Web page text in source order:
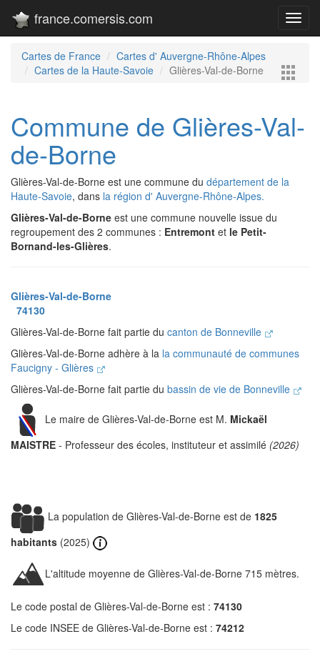
france.comersis.com
Cartes de France
Cartes d' Auvergne-Rhône-Alpes
Cartes de la Haute-Savoie
Glières-Val-de-Borne
Commune de Glières-Val-
de-Borne
Glières-Val-de-Borne est une commune du département de la
Haute-Savoie, dans la région d' Auvergne-Rhône-Alpes.
Glières-Val-de-Borne est une commune nouvelle issue du
regroupement des 2 communes : Entremont et le Petit-
Bornand-les-Glières.
Glières-Val-de-Borne
74130
Glières-Val-de-Borne fait partie du canton de Bonneville
Glières-Val-de-Borne adhère à la la communauté de communes
Faucigny - Glières
Glières-Val-de-Borne fait partie du bassin de vie de Bonneville
Le maire de Glières-Val-de-Borne est M. Mickaël
MAISTRE - Professeur des écoles, instituteur et assimilé (2026)
La population de Glières-Val-de-Borne est de 1825
habitants (2025)
L'altitude moyenne de Glières-Val-de-Borne 715 mètres.
Le code postal de Glières-Val-de-Borne est : 74130
Le code INSEE de Glières-Val-de-Borne est : 74212